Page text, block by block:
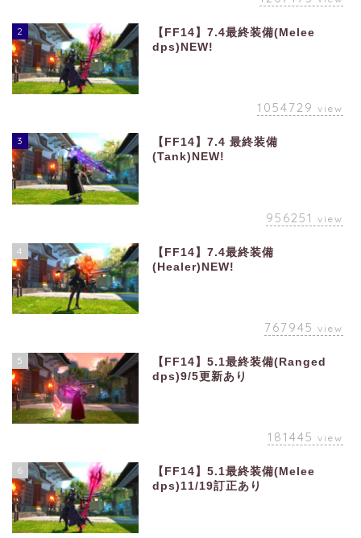
2
【FF14】7.4最終装備(Melee
dps)NEW!
1054729 view
3
【FF14】7.4 最終装備
(Tank)NEW!
956251 view
4
【FF14】7.4最終装備
(Healer)NEW!
767945 view
5
【FF14】5.1最終装備(Ranged
dps)9/5更新あり
181445 view
6
【FF14】5.1最終装備(Melee
dps)11/19訂正あり